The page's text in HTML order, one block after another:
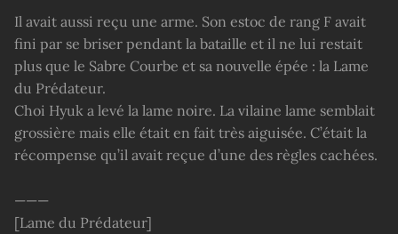
Il avait aussi reçu une arme. Son estoc de rang F avait
fini par se briser pendant la bataille et il ne lui restait
plus que le Sabre Courbe et sa nouvelle épée : la Lame
du Prédateur.
Choi Hyuk a levé la lame noire. La vilaine lame semblait
grossière mais elle était en fait très aiguisée. C’était la
récompense qu’il avait reçue d’une des règles cachées.
———
[Lame du Prédateur]